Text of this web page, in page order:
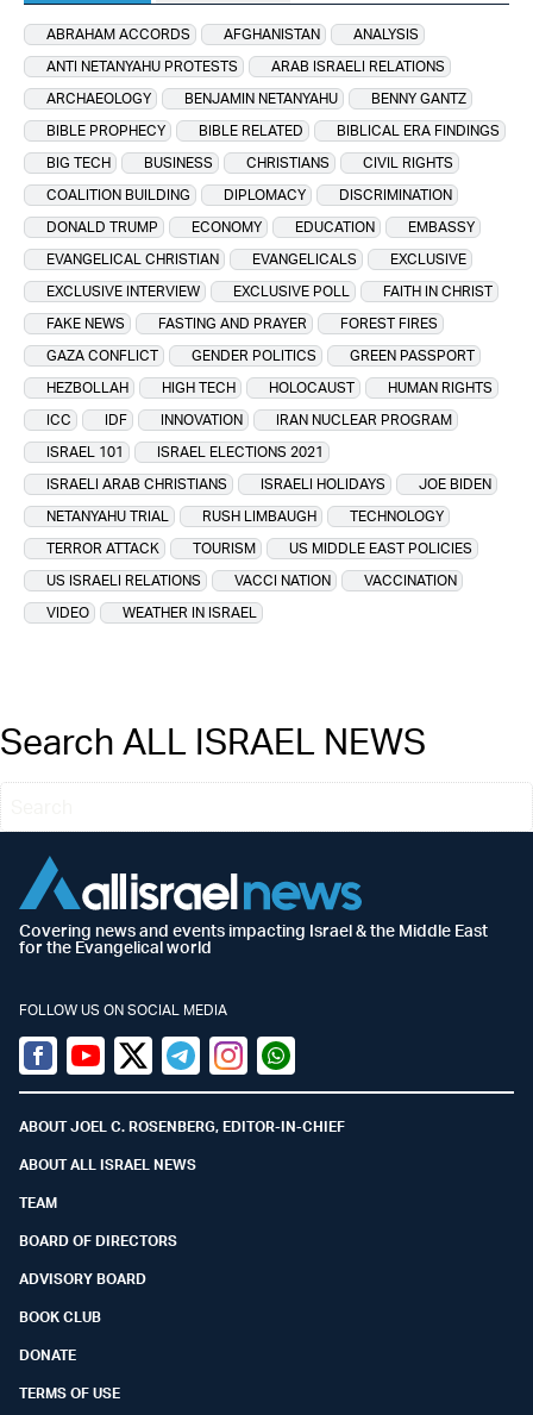
ABRAHAM ACCORDS AFGHANISTAN
ANALYSIS
ANTI NETANYAHU PROTESTS
ARAB ISRAELI RELATIONS
ARCHAEOLOGY
BENJAMIN NETANYAHU
BENNY GANTZ
BIBLE PROPHECY
BIBLE RELATED
BIBLICAL ERA FINDINGS
BIG TECH
BUSINESS CHRISTIANS
CIVIL RIGHTS
COALITION BUILDING
DIPLOMACY
DISCRIMINATION
DONALD TRUMP
ECONOMY EDUCATION
EMBASSY
EVANGELICAL CHRISTIAN
EVANGELICALS
EXCLUSIVE
EXCLUSIVE INTERVIEW
EXCLUSIVE POLL
FAITH IN CHRIST
FAKE NEWS
FASTING AND PRAYER
FOREST FIRES
GAZA CONFLICT
GENDER POLITICS
GREEN PASSPORT
HEZBOLLAH
HIGH TECH HOLOCAUST
HUMAN RIGHTS
ICC
IDF INNOVATION
IRAN NUCLEAR PROGRAM
ISRAEL 101
ISRAEL ELECTIONS 2021
ISRAELI ARAB CHRISTIANS
ISRAELI HOLIDAYS
JOE BIDEN
NETANYAHU TRIAL
RUSH LIMBAUGH
TECHNOLOGY
TERROR ATTACK
TOURISM
US MIDDLE EAST POLICIES
US ISRAELI RELATIONS
VACCI NATION
VACCINATION
VIDEO
WEATHER IN ISRAEL
Search ALL ISRAEL NEWS
Covering news and events impacting Israel & the Middle East
for the Evangelical world
FOLLOW US ON SOCIAL MEDIA
Facebook
YoutubeTwitter (X)
TelegramInstagramWhatsapp
ABOUT JOEL C. ROSENBERG, EDITOR-IN-CHIEF
ABOUT ALL ISRAEL NEWS
TEAM
BOARD OF DIRECTORS
ADVISORY BOARD
BOOK CLUB
DONATE
TERMS OF USE